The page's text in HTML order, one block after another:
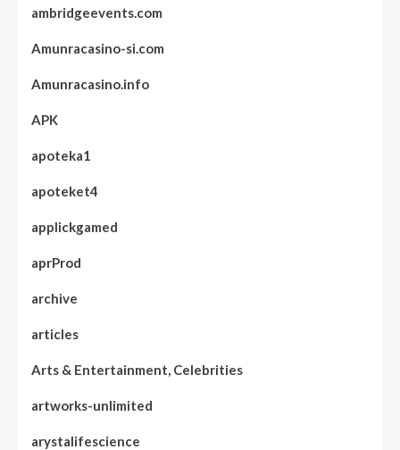
ambridgeevents.com
Amunracasino-si.com
Amunracasino.info
APK
apoteka1
apoteket4
applickgamed
aprProd
archive
articles
Arts & Entertainment, Celebrities
artworks-unlimited
arystalifescience